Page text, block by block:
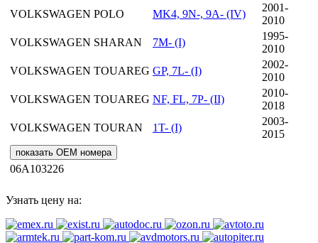
VOLKSWAGEN POLO MK4, 9N-, 9A- (IV)
2001-
2010
VOLKSWAGEN SHARAN 7M- (I)
1995-
2010
VOLKSWAGEN TOUAREG GP, 7L- (I)
2002-
2010
VOLKSWAGEN TOUAREG NF, FL, 7P- (II)
2010-
2018
VOLKSWAGEN TOURAN 1T- (I)
2003-
2015
показать OEM номера
06A103226
Узнать цену на: